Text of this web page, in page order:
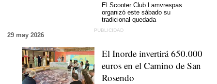
El Scooter Club Lamvrespas
organizó este sábado su
tradicional quedada
29 may 2026
El Inorde invertirá 650.000
euros en el Camino de San
Rosendo